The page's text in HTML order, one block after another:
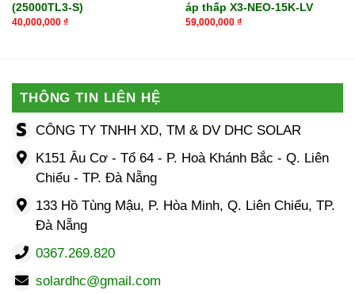
(25000TL3-S)
40,000,000 ₫
áp thấp X3-NEO-15K-LV
59,000,000 ₫
THÔNG TIN LIÊN HỆ
CÔNG TY TNHH XD, TM & DV DHC SOLAR
K151 Âu Cơ - Tổ 64 - P. Hoà Khánh Bắc - Q. Liên
Chiểu - TP. Đà Nẵng
133 Hồ Tùng Mậu, P. Hòa Minh, Q. Liên Chiểu, TP.
Đà Nẵng
0367.269.820
solardhc@gmail.com